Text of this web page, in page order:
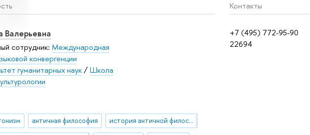
Контакты
+7 (495) 772-95-90
22694
Валерьевна
сотрудник: Международная
конвергенции
гуманитарных наук/Школа
античная философия история античной философии